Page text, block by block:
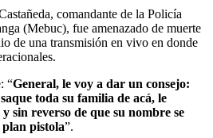
comandante de la Policía
(Mebuc), fue amenazado de muerte
de una transmisión en vivo en donde
“General, le voy a dar un consejo:
toda su familia de acá, le
sin reverso de que su nombre se
pistola”.